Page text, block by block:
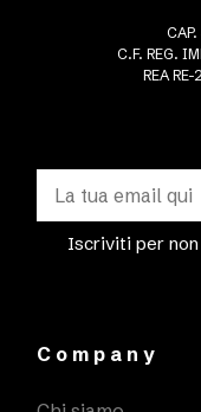
Iscriviti per
C.F. REG.
REA
Company